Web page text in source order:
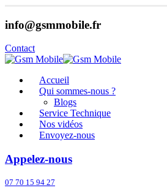
info@gsmmobile.fr
Contact
Accueil
Qui sommes-nous ?
Blogs
Service Technique
Nos vidéos
Envoyez-nous
Appelez-nous
07 70 15 94 27